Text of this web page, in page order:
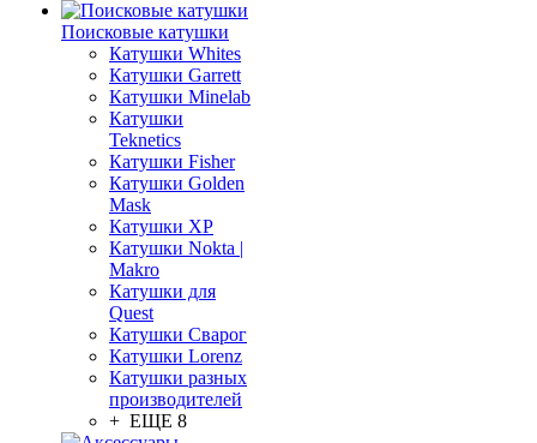
Поисковые катушки
Катушки Whites
Катушки Garrett
Катушки Minelab
Катушки
Teknetics
Катушки Fisher
Катушки Golden
Mask
Катушки XP
Катушки Nokta |
Makro
Катушки для
Quest
Катушки Сварог
Катушки Lorenz
Катушки разных
производителей
+ ЕЩЕ 8